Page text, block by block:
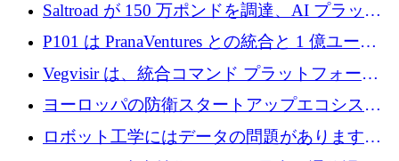
Saltroad が 150 万ポンドを調達、AI プラット
フォーム Ogma を買収して子ども向け言語療
法を拡大
P101 は PranaVentures との統合と 1 億ユーロ
のファンドによりシード投資に拡大
Vegvisir は、統合コマンド プラットフォーム
を通じて関連する無人システムを接続するた
ヨーロッパの防衛スタートアップエコシステ
ムとなったハッカソン
ロボット工学にはデータの問題があります。